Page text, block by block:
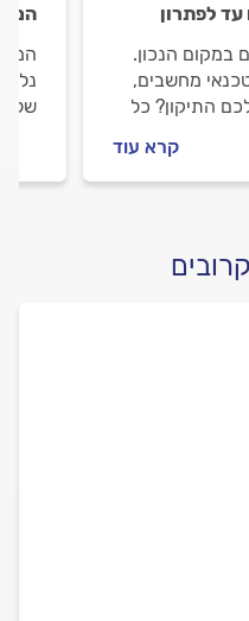
לפתרון
הנכון.
מחשבים,
התיקון? כל
קרא עוד